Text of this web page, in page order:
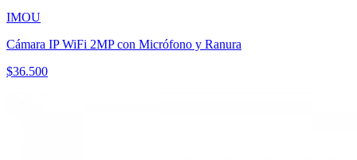
IMOU
Cámara IP WiFi 2MP con Micrófono y Ranura
$36.500